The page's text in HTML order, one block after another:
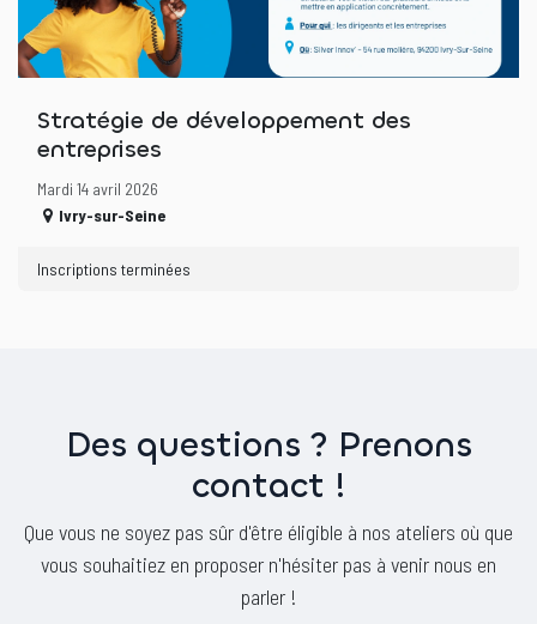
Stratégie de développement des
entreprises
Mardi 14 avril 2026
Ivry-sur-Seine
Inscriptions terminées
Des questions ? Prenons
contact !
Que vous ne soyez pas sûr d'être éligible à nos ateliers où que
vous souhaitiez en proposer n'hésiter pas à venir nous en
parler !